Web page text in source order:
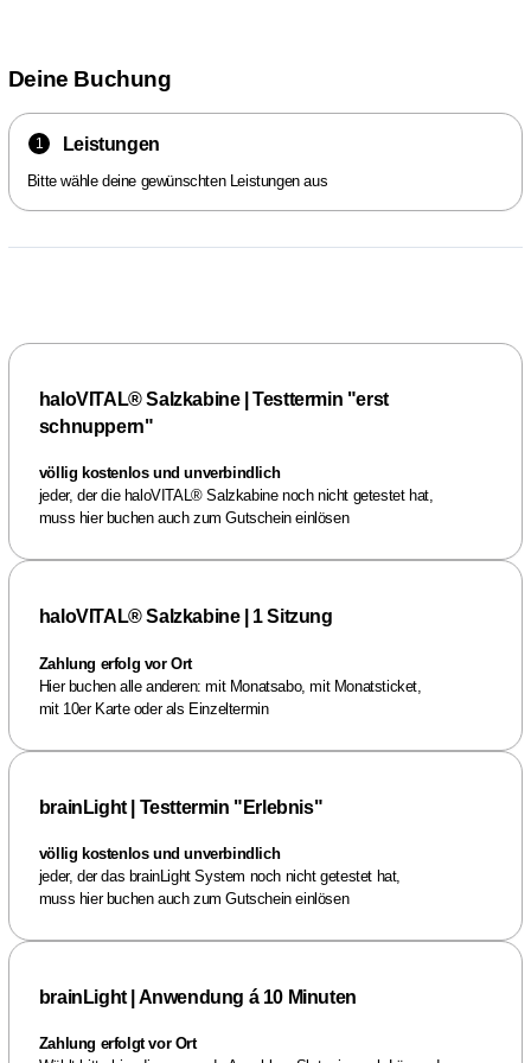
haloVITAL® Salzkabine | Testtermin "erst
schnuppern"
völlig kostenlos und unverbindlich
jeder, der die haloVITAL® Salzkabine noch nicht getestet hat,
muss hier buchen auch zum Gutschein einlösen
haloVITAL® Salzkabine | 1 Sitzung
Zahlung erfolg vor Ort
Hier buchen alle anderen: mit Monatsabo, mit Monatsticket,
mit 10er Karte oder als Einzeltermin
brainLight | Testtermin "Erlebnis"
völlig kostenlos und unverbindlich
jeder, der das brainLight System noch nicht getestet hat,
muss hier buchen auch zum Gutschein einlösen
brainLight | Anwendung á 10 Minuten
Zahlung erfolgt vor Ort
Deine Buchung
1 Leistungen
Bitte wähle deine gewünschten Leistungen aus